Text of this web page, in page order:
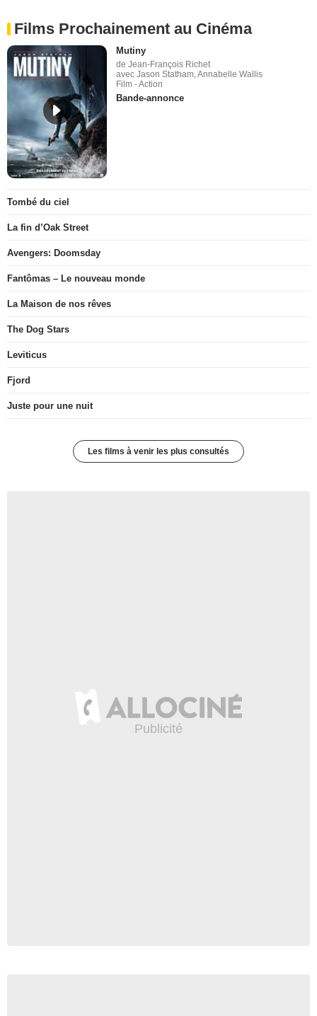
Films Prochainement au Cinéma
Mutiny
de Jean-François Richet
avec Jason Statham, Annabelle Wallis
Film - Action
Bande-annonce
Tombé du ciel
La fin d’Oak Street
Avengers: Doomsday
Fantômas – Le nouveau monde
La Maison de nos rêves
The Dog Stars
Leviticus
Fjord
Juste pour une nuit
Les films à venir les plus consultés